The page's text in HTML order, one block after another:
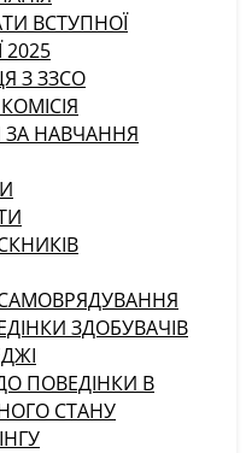
ВСТУПНОЇ
2025
З ЗЗСО
ЗА НАВЧАННЯ
ЗДОБУВАЧІВ
ПОВЕДІНКИ В
СТАНУ